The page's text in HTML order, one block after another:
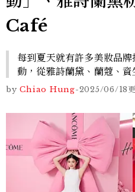
Café
每到夏天就有許多美妝品
動，從雅詩蘭黛、蘭蔻、
by Chiao Hung-2025/06/18